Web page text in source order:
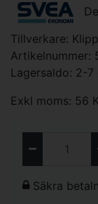
Tillverkare:
Artikelnummer:
Lagersaldo: 2-
Exkl moms: 56
Säkra